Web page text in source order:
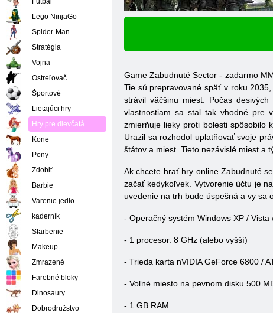
Game Zabudnuté Sector - zadarmo
Tie sú prepravované späť v roku
strávil väčšinu miest. Počas
vlastnostiam sa stal tak vhodné pre
zmierňuje lieky proti bolesti spôsobilo
Urazil sa rozhodol uplatňovať svoje
štátov a miest. Tieto nezávislé miest a
Ak chcete hrať hry online Zabudnuté
začať kedykoľvek. Vytvorenie účtu je
uvedenie na trh bude úspešná a vy sa
- Operačný systém Windows XP / Vista
- 1 procesor. 8 GHz (alebo vyšší)
- Trieda karta nVIDIA GeForce 6800 /
- Voľné miesto na pevnom disku 500
- 1 GB RAM
Lego NinjaGo
Spider-Man
Stratégia
Vojna
Ostreľovač
Športové
Lietajúci hry
Hry pre dievčatá
Kone
Pony
Zdobiť
Barbie
Varenie jedlo
kaderník
Sfarbenie
Makeup
Zmrazené
Farebné bloky
Dinosaury
Dobrodružstvo